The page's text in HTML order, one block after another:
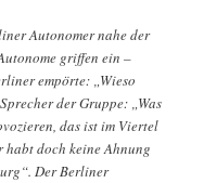
Autonomer nahe der
griffen ein –
empörte: „Wieso
der Gruppe: „Was
das ist im Viertel
doch keine Ahnung
Der Berliner